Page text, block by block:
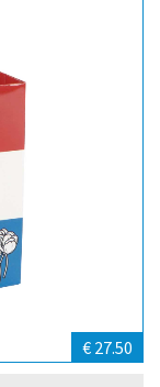
€ 27.50